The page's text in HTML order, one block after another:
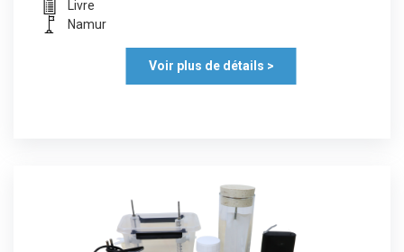
Livre
Namur
Voir plus de détails >